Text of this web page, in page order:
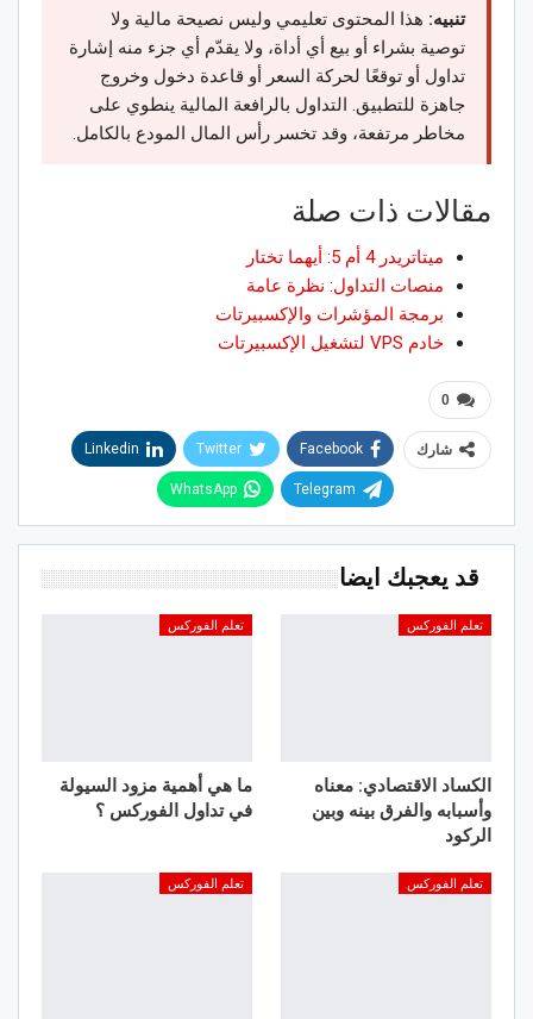
تنبيه: هذا المحتوى تعليمي وليس نصيحة مالية ولا
توصية بشراء أو بيع أي أداة، ولا يقدّم أي جزء منه إشارة
تداول أو توقعًا لحركة السعر أو قاعدة دخول وخروج
جاهزة للتطبيق. التداول بالرافعة المالية ينطوي على
مخاطر مرتفعة، وقد تخسر رأس المال المودع بالكامل.
مقالات ذات صلة
ميتاتريدر 4 أم 5: أيهما تختار
منصات التداول: نظرة عامة
برمجة المؤشرات والإكسبيرتات
خادم VPS لتشغيل الإكسبيرتات
0
شارك Facebook
Twitter
Linkedin
Telegram
WhatsApp
قد يعجبك ايضا
تعلم الفوركس
الكساد الاقتصادي: معناه
وأسبابه والفرق بينه وبين
الركود
تعلم الفوركس
ما هي أهمية مزود السيولة
في تداول الفوركس ؟
تعلم الفوركس تعلم الفوركس